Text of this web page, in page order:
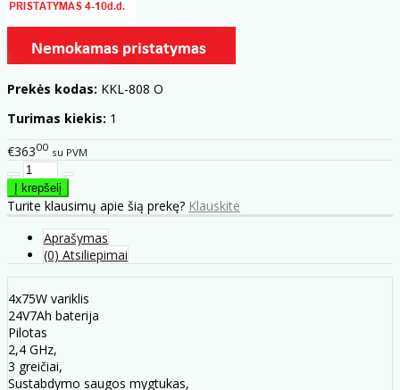
Prekės kodas: KKL-808 O
Turimas kiekis: 1
€36300 su PVM
Turite klausimų apie šią prekę? Klauskite
Aprašymas
(0) Atsiliepimai
4x75W variklis
24V7Ah baterija
Pilotas
2,4 GHz,
3 greičiai,
Sustabdymo saugos mygtukas,